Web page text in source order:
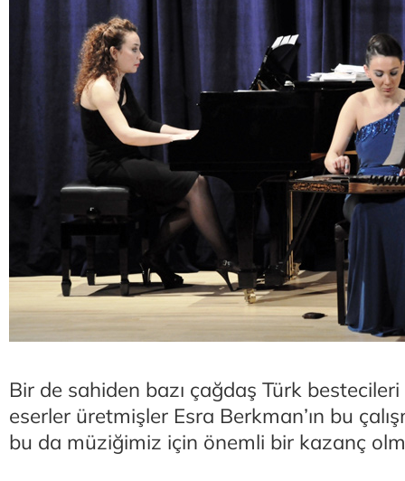
Bir de sahiden bazı çağdaş Türk
eserler üretmişler Esra Berkman’ın bu
bu da müziğimiz için önemli bir kazanç